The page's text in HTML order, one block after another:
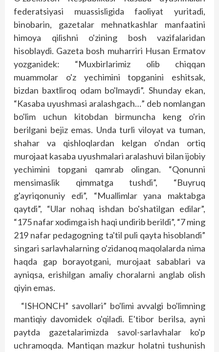
federatsiyasi muassisligida faoliyat yuritadi,
binobarin, gazetalar mehnatkashlar manfaatini
himoya qilishni o'zining bosh vazifalaridan
hisoblaydi. Gazeta bosh muharriri Husan Ermatov
yozganidek: “Muxbirlarimiz olib chiqqan
muammolar o'z yechimini topganini eshitsak,
bizdan baxtliroq odam bo'lmaydi”. Shunday ekan,
“Kasaba uyushmasi aralashgach…” deb nomlangan
bo'lim uchun kitobdan birmuncha keng o'rin
berilgani bejiz emas. Unda turli viloyat va tuman,
shahar va qishloqlardan kelgan o'ndan ortiq
murojaat kasaba uyushmalari aralashuvi bilan ijobiy
yechimini topgani qamrab olingan. “Qonunni
mensimaslik qimmatga tushdi”, “Buyruq
g'ayriqonuniy edi”, “Muallimlar yana maktabga
qaytdi”, “Ular nohaq ishdan bo'shatilgan edilar”,
“175 nafar xodimga ish haqi undirib berildi”, “7 ming
219 nafar pedagogning ta'til puli qayta hisoblandi”
singari sarlavhalarning o'zidanoq maqolalarda nima
haqda gap borayotgani, murojaat sabablari va
ayniqsa, erishilgan amaliy choralarni anglab olish
qiyin emas.
“ISHONCH” savollari” bo'limi avvalgi bo'limning
mantiqiy davomidek o'qiladi. E'tibor berilsa, ayni
paytda gazetalarimizda savol-sarlavhalar ko'p
uchramoqda. Mantiqan mazkur holatni tushunish